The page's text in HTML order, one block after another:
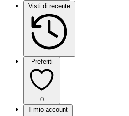
Visti di recente
Preferiti
0
Il mio account